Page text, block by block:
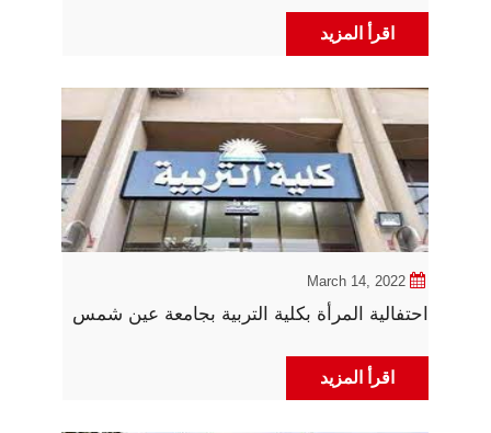
اقرأ المزيد
March 14, 2022
احتفالية المرأة بكلية التربية بجامعة عين شمس
اقرأ المزيد